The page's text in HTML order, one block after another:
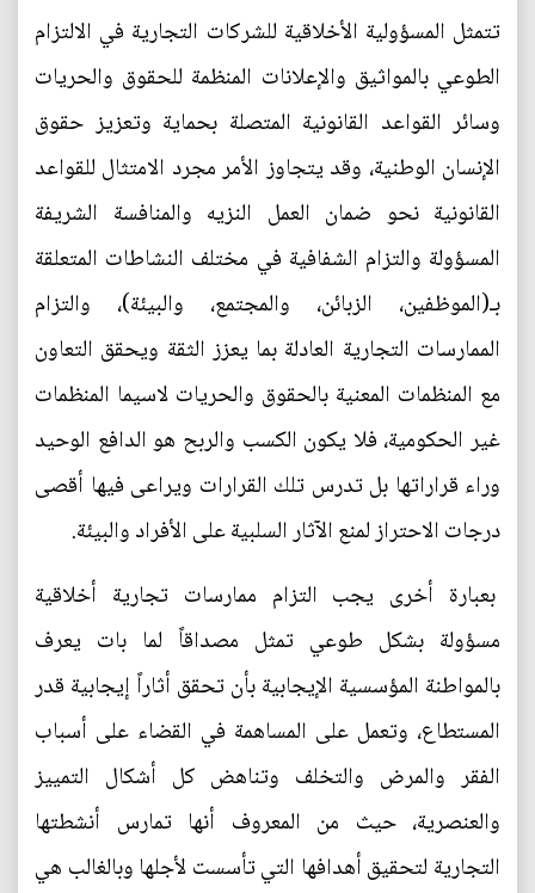
تتمثل المسؤولية الأخلاقية للشركات التجارية في الالتزام
الطوعي بالمواثيق والإعلانات المنظمة للحقوق والحريات
وسائر القواعد القانونية المتصلة بحماية وتعزيز حقوق
الإنسان الوطنية، وقد يتجاوز الأمر مجرد الامتثال للقواعد
القانونية نحو ضمان العمل النزيه والمنافسة الشريفة
المسؤولة والتزام الشفافية في مختلف النشاطات المتعلقة
بـ(الموظفين، الزبائن، والمجتمع، والبيئة)، والتزام
الممارسات التجارية العادلة بما يعزز الثقة ويحقق التعاون
مع المنظمات المعنية بالحقوق والحريات لاسيما المنظمات
غير الحكومية، فلا يكون الكسب والربح هو الدافع الوحيد
وراء قراراتها بل تدرس تلك القرارات ويراعى فيها أقصى
درجات الاحتراز لمنع الآثار السلبية على الأفراد والبيئة.
بعبارة أخرى يجب التزام ممارسات تجارية أخلاقية
مسؤولة بشكل طوعي تمثل مصداقاً لما بات يعرف
بالمواطنة المؤسسية الإيجابية بأن تحقق أثاراً إيجابية قدر
المستطاع، وتعمل على المساهمة في القضاء على أسباب
الفقر والمرض والتخلف وتناهض كل أشكال التمييز
والعنصرية، حيث من المعروف أنها تمارس أنشطتها
التجارية لتحقيق أهدافها التي تأسست لأجلها وبالغالب هي